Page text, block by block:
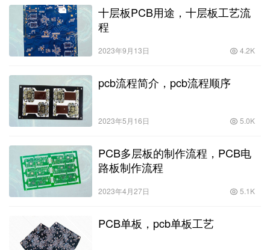
十层板PCB用途，十层板工艺流
程
2023年9月13日 4.2K
pcb流程简介，pcb流程顺序
2023年5月16日 5.0K
PCB多层板的制作流程，PCB电
路板制作流程
2023年4月27日 5.1K
PCB单板，pcb单板工艺